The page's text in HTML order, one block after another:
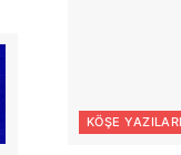
KÖŞE YAZILARI